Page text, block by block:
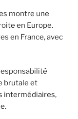
montre une
en Europe.
en France, avec
brutale et
intermédiaires,